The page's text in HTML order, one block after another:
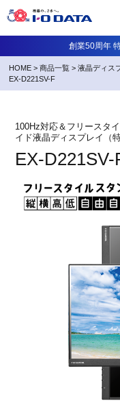
創業50周年
HOME >商品一覧 >液晶ディス
EX-D221SV-F
100Hz対応＆フリースタ
イド液晶ディスプレイ（
EX-D221SV-